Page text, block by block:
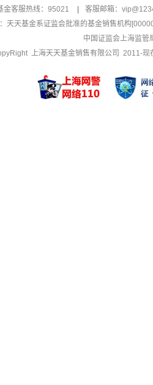
金客服热线：95021 客服邮箱：
天天基金系证监会批准的基金销售机构
中国证监会上海监管
上海天天基金销售有限公司 2011-